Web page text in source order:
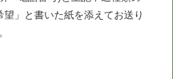
」と書いた紙を添えてお送り